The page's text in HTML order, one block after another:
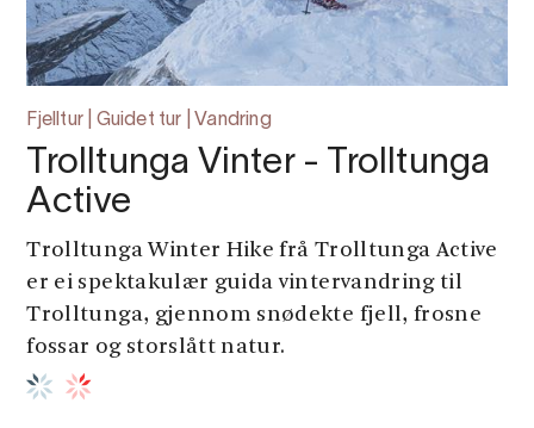
Fjelltur | Guidet tur | Vandring
Trolltunga Vinter - Trolltunga
Active
Trolltunga Winter Hike frå Trolltunga Active
er ei spektakulær guida vintervandring til
Trolltunga, gjennom snødekte fjell, frosne
fossar og storslått natur.